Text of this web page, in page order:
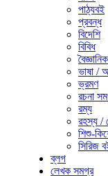
পাঠ্যবই
প্রবন্ধ
বিদেশি
বিবিধ
ভাষা /
ভ্রমণ
রচনা
রম্য
রহস্য /
শিশু-
সিরিজ
ব্লগ
লেখক সমগ্র